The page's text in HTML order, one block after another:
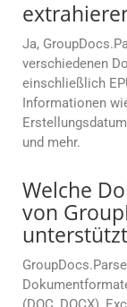
Ja,
verschiedenen
einschließlich
Informationen
und mehr.
Welche
von